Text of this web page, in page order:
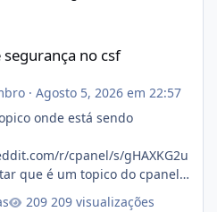
no csf
· Agosto 5, 2026 em 22:57
onde está sendo
r/cpanel/s/gHAXKG2u
que é um topico do cpanel...
209 visualizações